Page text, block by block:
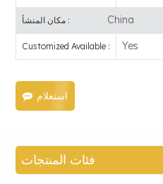
مكان المنشأ : China
Customized Available : Yes
استعلام
فئات المنتجات